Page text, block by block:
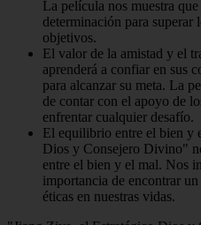
La película nos muestra
determinación para superar
objetivos.
El valor de la amistad y el
aprenderá a confiar en sus
para alcanzar su meta. La
de contar con el apoyo de
enfrentar cualquier desafío.
El equilibrio entre el bien y
Dios y Consejero Divino"
entre el bien y el mal. Nos
importancia de encontrar
éticas en nuestras vidas.